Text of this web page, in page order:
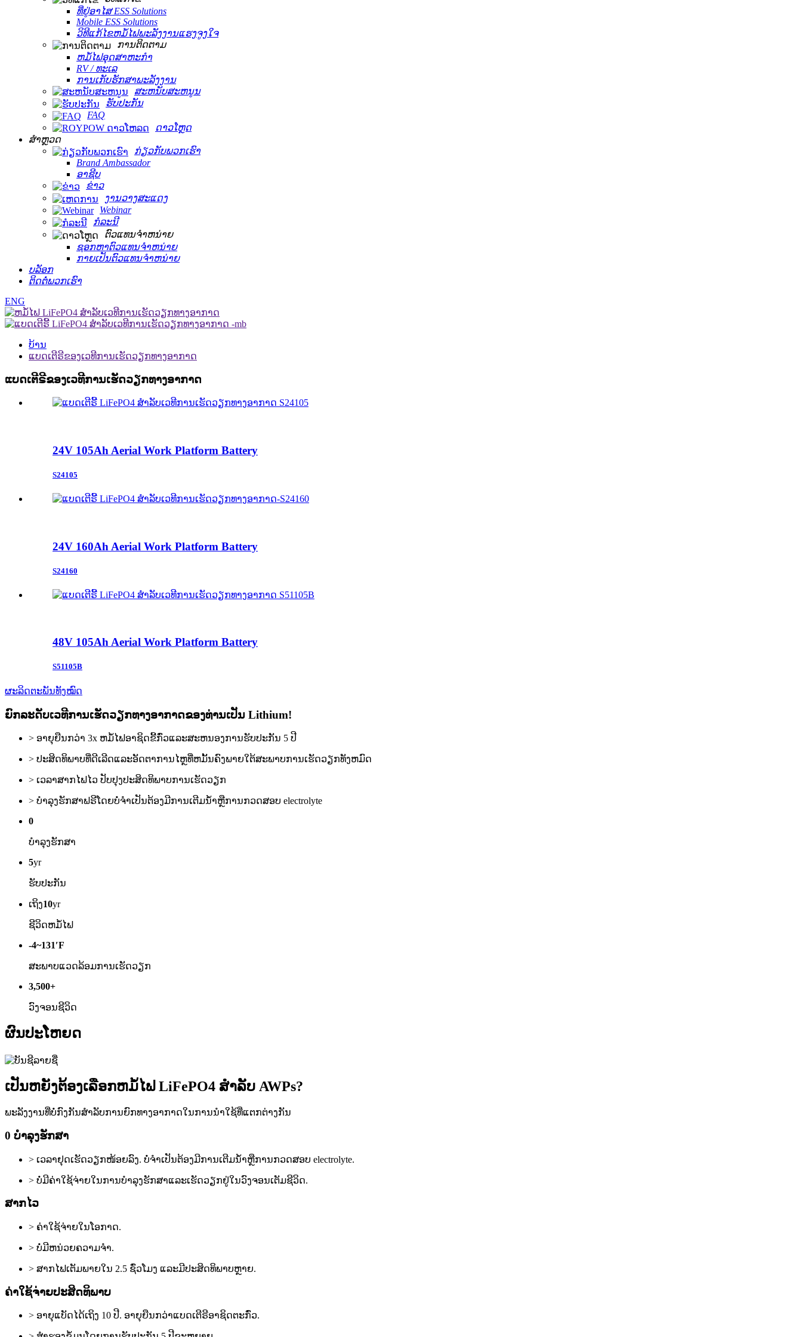
ທີ່ຢູ່ອາໄສ ESS Solutions
Mobile ESS Solutions
ວິທີແກ້ໄຂຫມໍ້ໄຟພະລັງງານແຮງຈູງໃຈ
ການຕິດຕາມ
ຫມໍ້ໄຟອຸດສາຫະກໍາ
RV / ທະເລ
ການເກັບຮັກສາພະລັງງານ
ສະຫນັບສະຫນູນ
ຮັບປະກັນ
FAQ
ດາວໂຫຼດ
ສຳຫຼວດ
ກ່ຽວກັບພວກເຮົາ
Brand Ambassador
ອາຊີບ
ຂ່າວ
ງານວາງສະແດງ
Webinar
ກໍລະນີ
ຕົວແທນຈໍາຫນ່າຍ
ຊອກຫາຕົວແທນຈໍາຫນ່າຍ
ກາຍເປັນຕົວແທນຈໍາຫນ່າຍ
ບລັອກ
ຕິດຕໍ່ພວກເຮົາ
ENG
ບ້ານ
ແບດເຕີຣີຂອງເວທີການເຮັດວຽກທາງອາກາດ
ແບດເຕີຣີຂອງເວທີການເຮັດວຽກທາງອາກາດ
24V 105Ah Aerial Work Platform Battery
S24105
24V 160Ah Aerial Work Platform Battery
S24160
48V 105Ah Aerial Work Platform Battery
S51105B
ຜະລິດຕະພັນທັງໝົດ
ຍົກລະດັບເວທີການເຮັດວຽກທາງອາກາດຂອງທ່ານເປັນ Lithium!
> ອາຍຸຍືນກວ່າ 3x ຫມໍ້ໄຟອາຊິດຂີ້ກົ່ວແລະສະຫນອງການຮັບປະກັນ 5 ປີ
> ປະສິດທິພາບທີ່ດີເລີດແລະອັດຕາການໄຫຼທີ່ຫມັ້ນຄົງພາຍໃຕ້ສະພາບການເຮັດວຽກທັງຫມົດ
> ເວລາສາກໄຟໄວ ປັບປຸງປະສິດທິພາບການເຮັດວຽກ
> ບໍາລຸງຮັກສາຟຣີໂດຍບໍ່ຈໍາເປັນຕ້ອງມີການເຕີມນ້ໍາຫຼືການກວດສອບ electrolyte
0
ບໍາລຸງຮັກສາ
5yr
ຮັບປະກັນ
ເຖິງ10yr
ຊີວິດຫມໍ້ໄຟ
-4~131′F
ສະພາບແວດລ້ອມການເຮັດວຽກ
3,500+
ວົງຈອນຊີວິດ
ຜົນປະໂຫຍດ
ເປັນຫຍັງຕ້ອງເລືອກຫມໍ້ໄຟ LiFePO4 ສໍາລັບ AWPs?
ພະລັງງານທີ່ບໍ່ກົງກັນສໍາລັບການຍົກທາງອາກາດໃນການນໍາໃຊ້ທີ່ແຕກຕ່າງກັນ
0 ບໍາລຸງຮັກສາ
> ເວລາຢຸດເຮັດວຽກໜ້ອຍລົງ. ບໍ່ຈໍາເປັນຕ້ອງມີການເຕີມນ້ໍາຫຼືການກວດສອບ electrolyte.
> ບໍ່ມີຄ່າໃຊ້ຈ່າຍໃນການບໍາລຸງຮັກສາແລະເຮັດວຽກຢູ່ໃນວົງຈອນເຕັມຊີວິດ.
ສາກໄວ
> ຄ່າ​ໃຊ້​ຈ່າຍ​ໃນ​ໂອ​ກາດ​.
> ບໍ່ມີຫນ່ວຍຄວາມຈໍາ.
> ສາກໄຟເຕັມພາຍໃນ 2.5 ຊົ່ວໂມງ ແລະມີປະສິດທິພາບຫຼາຍ.
ຄ່າໃຊ້ຈ່າຍປະສິດທິພາບ
> ອາຍຸແບັດໄດ້ເຖິງ 10 ປີ. ອາຍຸຍືນກວ່າແບດເຕີຣີອາຊິດຕະກົ່ວ.